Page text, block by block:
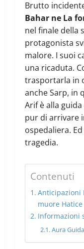
Brutto
Bahar ne La
nel finale della
protagonista
malore. I suoi
una ricaduta.
trasportarla in
anche Sarp, in
Arif è alla
pur di arrivare
ospedaliera.
tragedia.
Contenuti
Anticipazioni
muore Hatice
Informazioni
Aura Guida